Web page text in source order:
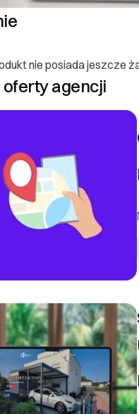
nie posiada jeszcze
oferty agencji